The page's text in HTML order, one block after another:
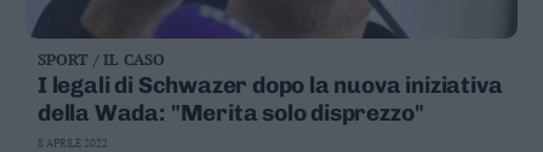
SPORT / IL CASO
I legali di Schwazer dopo la nuova iniziativa
della Wada: "Merita solo disprezzo"
8 APRILE 2022